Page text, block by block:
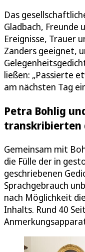
Das
Gladbach, Freunde
Ereignisse, Trauer
Zanders geeignet,
ließen: „Passierte
am nächsten Tag
Petra Bohlig
transkribierten
Gemeinsam mit
die Fülle der in
geschriebenen
Sprachgebrauch
nach Möglichkeit
Inhalts. Rund 40